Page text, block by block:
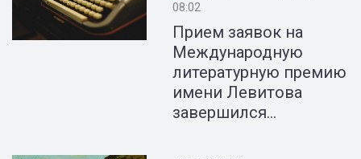
08:02
Прием заявок на
Международную
литературную премию
имени Левитова
завершился...